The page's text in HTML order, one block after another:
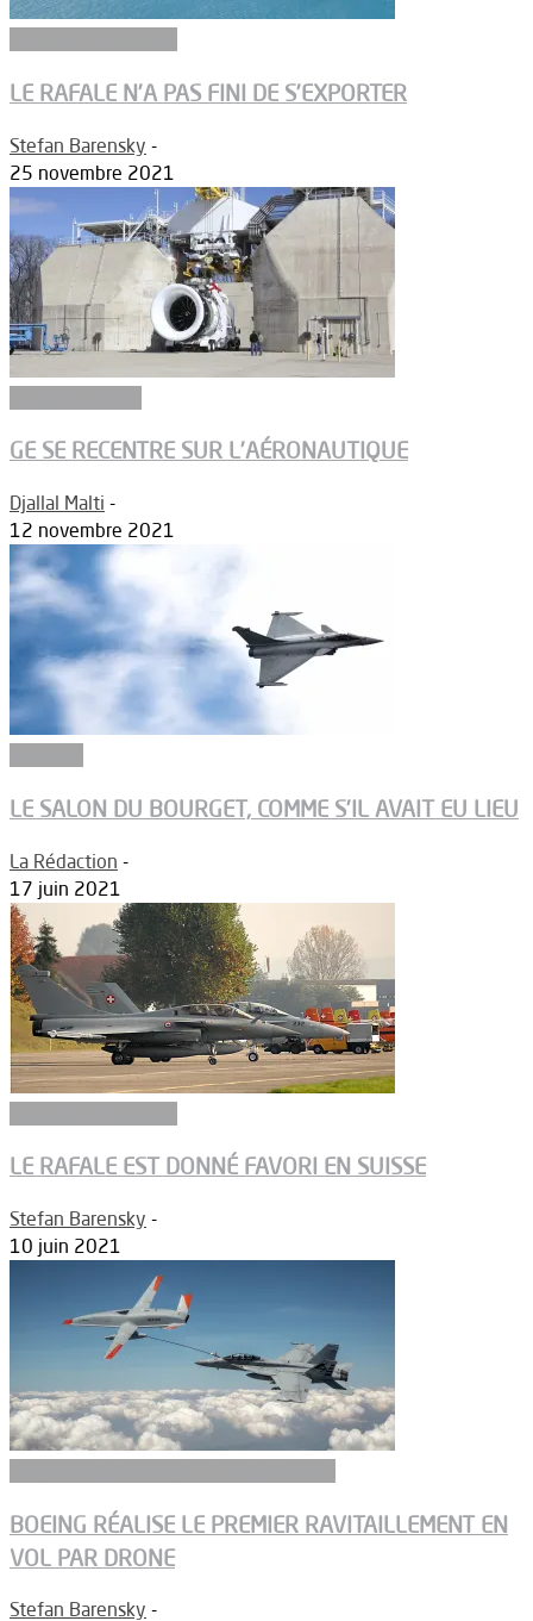
LE RAFALE N’A PAS FINI DE S’EXPORTER
Stefan Barensky -
25 novembre 2021
GE SE RECENTRE SUR L’AÉRONAUTIQUE
Djallal Malti -
12 novembre 2021
LE SALON DU BOURGET, COMME S’IL AVAIT EU LIEU
La Rédaction -
17 juin 2021
LE RAFALE EST DONNÉ FAVORI EN SUISSE
Stefan Barensky -
10 juin 2021
BOEING RÉALISE LE PREMIER RAVITAILLEMENT EN
VOL PAR DRONE
Stefan Barensky -